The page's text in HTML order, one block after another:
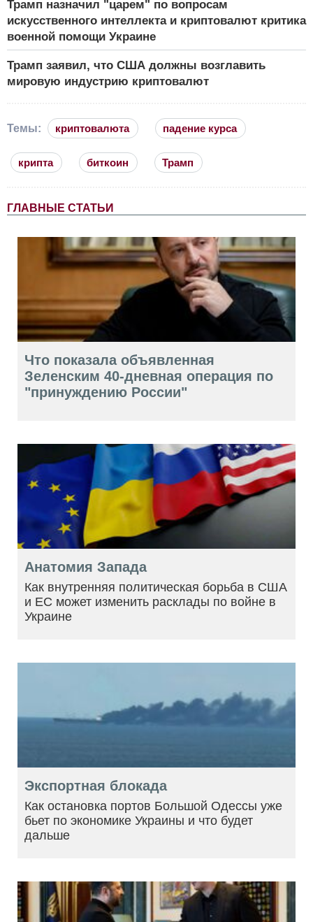
Трамп назначил "царем" по вопросам
искусственного интеллекта и криптовалют критика
военной помощи Украине
Трамп заявил, что США должны возглавить
мировую индустрию криптовалют
Темы: криптовалюта падение курса
крипта биткоин Трамп
ГЛАВНЫЕ СТАТЬИ
Что показала объявленная
Зеленским 40-дневная операция по
"принуждению России"
Анатомия Запада
Как внутренняя политическая борьба в США
и ЕС может изменить расклады по войне в
Украине
Экспортная блокада
Как остановка портов Большой Одессы уже
бьет по экономике Украины и что будет
дальше